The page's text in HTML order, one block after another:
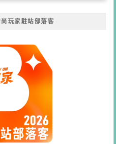
玩家駐站部落客